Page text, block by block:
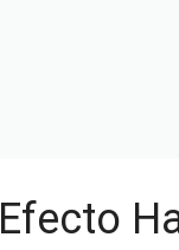
Efecto